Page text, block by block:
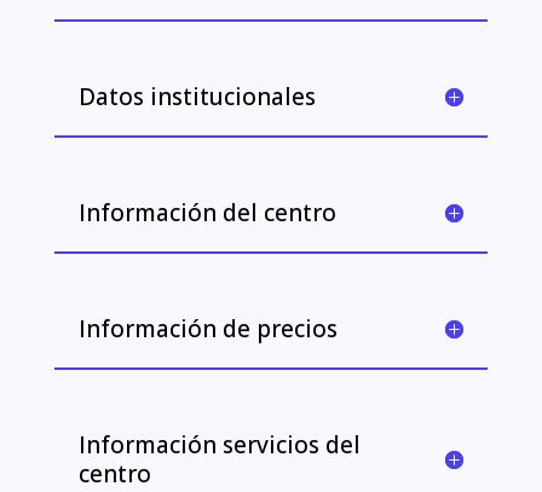
Datos institucionales
Información del centro
Información de precios
Información servicios del
centro